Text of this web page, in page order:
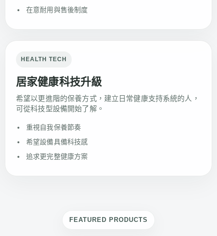
在意耐用與售後制度
HEALTH TECH
居家健康科技升級
希望以更進階的保養方式，建立日常健康支持系統的人，
可從科技型設備開始了解。
重視自我保養節奏
希望設備具備科技感
追求更完整健康方案
FEATURED PRODUCTS